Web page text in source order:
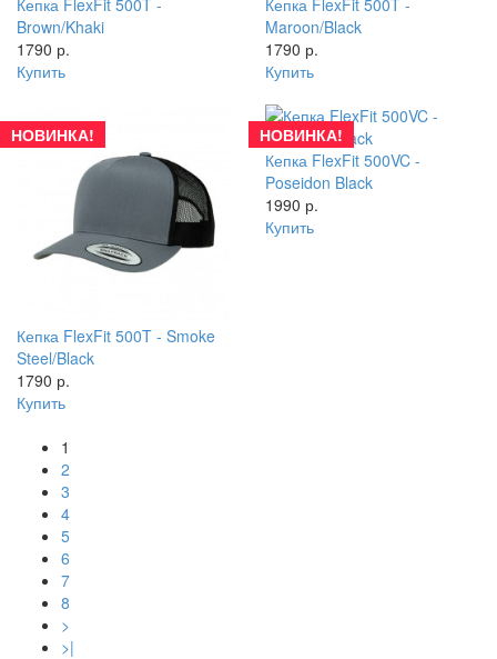
Brown/Khaki
1790 р.
Купить
Maroon/Black
1790 р.
Купить
НОВИНКА!
Кепка FlexFit 500T - Smoke
Steel/Black
1790 р.
Купить
НОВИНКА!
Кепка FlexFit 500VC -
Poseidon Black
1990 р.
Купить
1
2
3
4
5
6
7
8
>
>|